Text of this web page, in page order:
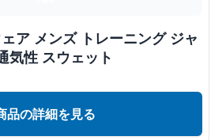
ア メンズ トレーニング ジャ
気性 スウェット
品の詳細を見る